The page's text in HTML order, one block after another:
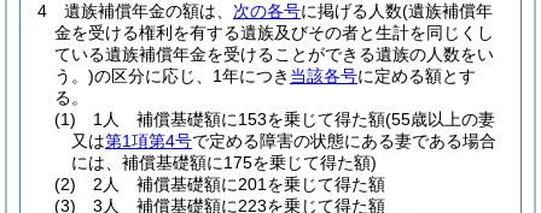
4
遺族補償年金の額は、 次の各号に掲げる人数(遺族補償年
金を受ける権利を有する遺族及びその者と生計を同じくし
ている遺族補償年金を受けることができる遺族の人数をい
う。)の区分に応じ、1年につき 当該各号に定める額とす
る。
(1)
1人 補償基礎額に153を乗じて得た額(55歳以上の妻
又は第1項第4号で定める障害の状態にある妻である場合
には、補償基礎額に175を乗じて得た額)
(2)
2人 補償基礎額に201を乗じて得た額
(3)
3人 補償基礎額に223を乗じて得た額